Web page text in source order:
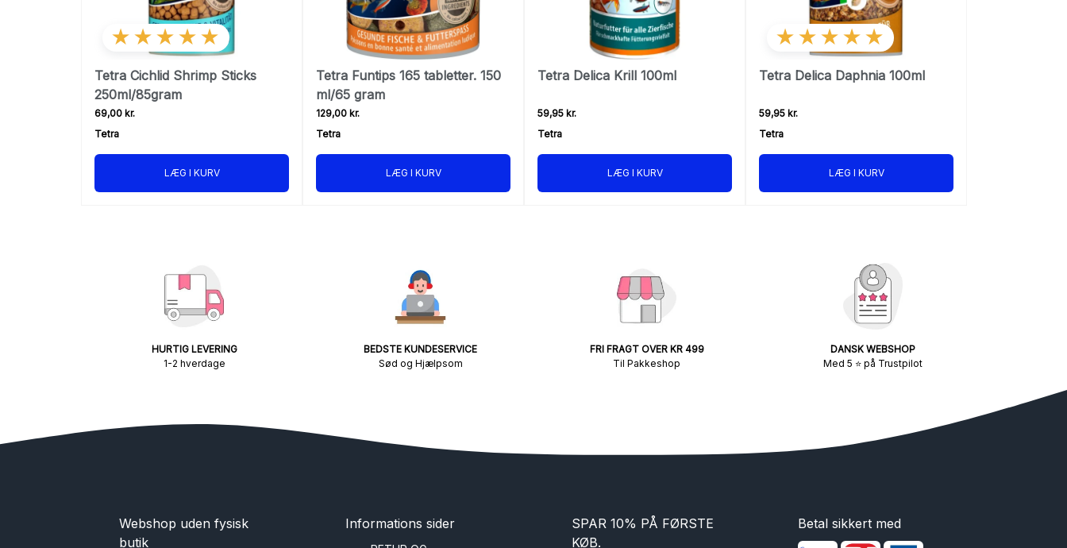
★★★★★
Tetra Cichlid Shrimp Sticks
250ml/85gram
69,00 kr.
Tetra
LÆG I KURV
Tetra Funtips 165 tabletter. 150
ml/65 gram
129,00 kr.
Tetra
LÆG I KURV
Tetra Delica Krill 100ml
59,95 kr.
Tetra
LÆG I KURV
★★★★★
Tetra Delica Daphnia 100ml
59,95 kr.
Tetra
LÆG I KURV
HURTIG LEVERING
1-2 hverdage
BEDSTE KUNDESERVICE
Sød og Hjælpsom
FRI FRAGT OVER KR 499
Til Pakkeshop
DANSK WEBSHOP
Med 5 ⭐ på Trustpilot
Webshop uden fysisk
butik
Informations sider
SPAR 10% PÅ FØRSTE
KØB.
Betal sikkert med